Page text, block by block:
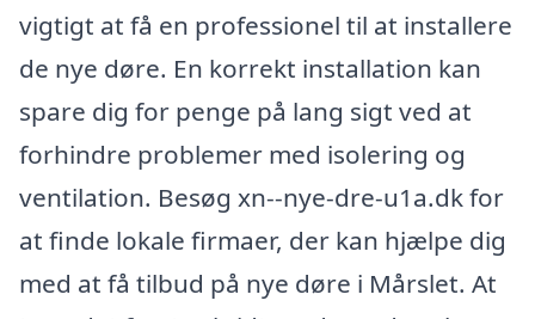
vigtigt at få en professionel til at installere
de nye døre. En korrekt installation kan
spare dig for penge på lang sigt ved at
forhindre problemer med isolering og
ventilation. Besøg xn--nye-dre-u1a.dk for
at finde lokale firmaer, der kan hjælpe dig
med at få tilbud på nye døre i Mårslet. At